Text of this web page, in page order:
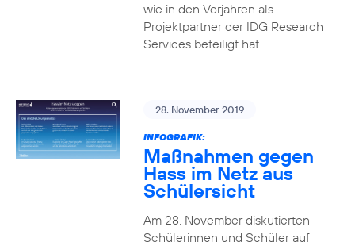
wie in den Vorjahren als
Projektpartner der IDG Research
Services beteiligt hat.
28. November 2019
INFOGRAFIK:
Maßnahmen gegen
Hass im Netz aus
Schülersicht
Am 28. November diskutierten
Schülerinnen und Schüler auf